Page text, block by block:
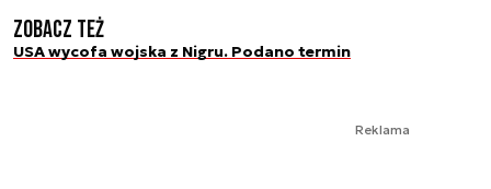
Zobacz też
USA wycofa wojska z Nigru. Podano termin
Reklama